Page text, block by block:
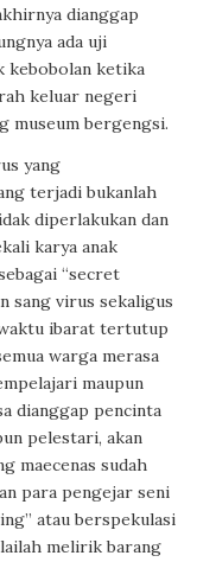
dianggap
ada uji
kebobolan ketika
keluar negeri
museum bergengsi.
yang
terjadi bukanlah
diperlakukan dan
karya anak
“secret
sang virus sekaligus
ibarat tertutup
warga merasa
maupun
dianggap pencinta
pelestari, akan
maecenas sudah
para pengejar seni
atau berspekulasi
melirik barang